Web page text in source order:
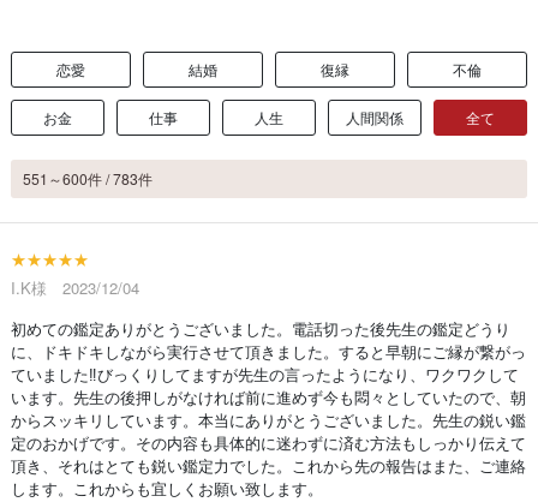
恋愛 結婚 復縁 不倫
お金 仕事 人生 人間関係 全て
551～600件 / 783件
★★★★★
I.K様 2023/12/04
初めての鑑定ありがとうございました。電話切った後先生の鑑定どうり
に、ドキドキしながら実行させて頂きました。すると早朝にご縁が繋がっ
ていました‼️びっくりしてますが先生の言ったようになり、ワクワクして
います。先生の後押しがなければ前に進めず今も悶々としていたので、朝
からスッキリしています。本当にありがとうございました。先生の鋭い鑑
定のおかげです。その内容も具体的に迷わずに済む方法もしっかり伝えて
頂き、それはとても鋭い鑑定力でした。これから先の報告はまた、ご連絡
します。これからも宜しくお願い致します。